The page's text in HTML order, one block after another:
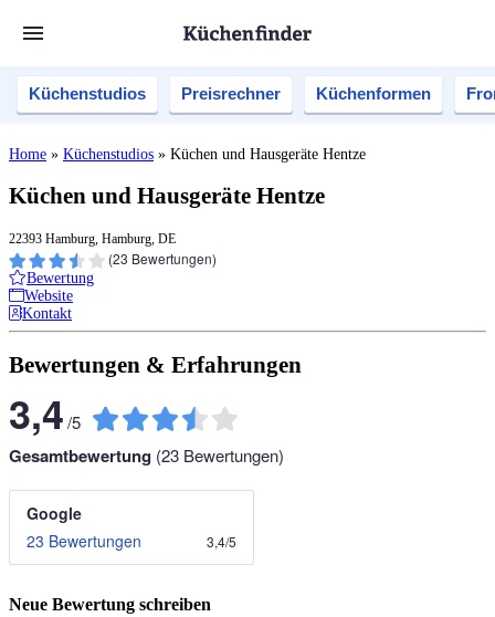
Küchenstudios Preisrechner Küchenformen
Home » Küchenstudios » Küchen und Hausgeräte Hentze
Küchen und Hausgeräte Hentze
22393 Hamburg, Hamburg, DE
(23 Bewertungen)
Bewertung
Website
Kontakt
Bewertungen & Erfahrungen
3,4/5
Gesamtbewertung (23 Bewertungen)
Google
23 Bewertungen
3,4/5
Neue Bewertung schreiben